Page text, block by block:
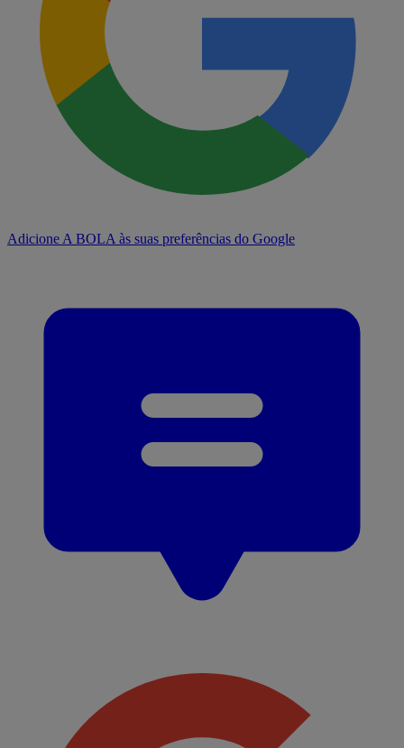
Adicione A BOLA às suas preferências do Google